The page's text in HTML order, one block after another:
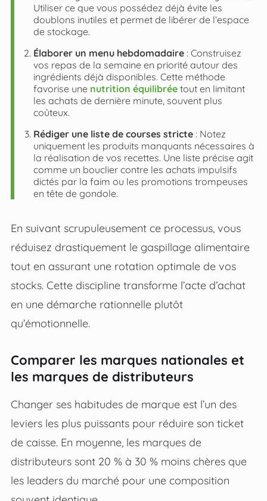
Utiliser ce que vous possédez déjà évite les
doublons inutiles et permet de libérer de l’espace
de stockage.
Élaborer un menu hebdomadaire: Construisez
vos repas de la semaine en priorité autour des
ingrédients déjà disponibles. Cette méthode
favorise une nutrition équilibréetout en limitant
les achats de dernière minute, souvent plus
coûteux.
Rédiger une liste de courses stricte: Notez
uniquement les produits manquants nécessaires à
la réalisation de vos recettes. Une liste précise agit
comme un bouclier contre les achats impulsifs
dictés par la faim ou les promotions trompeuses
en tête de gondole.
En suivant scrupuleusement ce processus, vous
réduisez drastiquement le gaspillage alimentaire
tout en assurant une rotation optimale de vos
stocks. Cette discipline transforme l’acte d’achat
en une démarche rationnelle plutôt
qu’émotionnelle.
Comparer les marques nationales et
les marques de distributeurs
Changer ses habitudes de marque est l’un des
leviers les plus puissants pour réduire son ticket
de caisse. En moyenne, les marques de
distributeurs sont 20 % à 30 % moins chères que
les leaders du marché pour une composition